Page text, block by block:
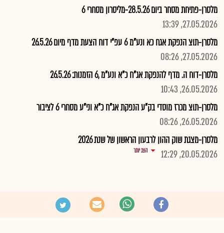
מלסרן-פתיחת מסחר ביום 28.5.26-מליסרון מסחרי 6
27.05.2026, 13:39
מלסרן-תוצ הנפקת אגח כא ונע"מ 6 עפ"י דוח הצעת מדף מיום 26.5.26
27.05.2026, 08:26
מלסרן-דוח ה. מדף להנפקת אג"ח כ"א ונע"מ ,6 הזמנות: 26.5.26
26.05.2026, 10:43
מלסרן-תוצ מכרז מוסדי בק"ע הנפקת אג"ח כ"א וני"ע מסחרי 6 לציבור
26.05.2026, 08:26
מלסרן-מצגת שוק ההון לרבעון הראשון של שנת 2026
20.05.2026, 12:29
הצג יותר